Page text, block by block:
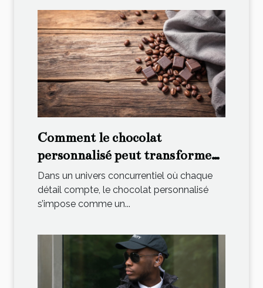
Comment le chocolat
personnalisé peut transformer
votre stratégie de marque ?
Dans un univers concurrentiel où chaque
détail compte, le chocolat personnalisé
s’impose comme un...